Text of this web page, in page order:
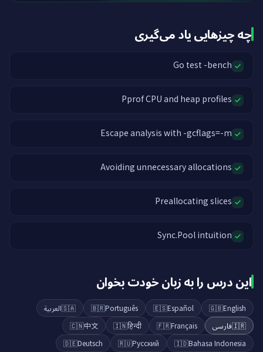
چه چیزهایی یاد می‌گیری
Go test -bench
Pprof CPU and heap profiles
Escape analysis with -gcflags=-m
Avoiding unnecessary allocations
Preallocating slices
Sync.Pool intuition
این درس را به زبان خودت بخوان
🇬🇧English
🇪🇸Español
🇧🇷Português
🇸🇦العربية
🇮🇷فارسی 🇫🇷Français
🇮🇳हिन्दी
🇨🇳中文
🇮🇩Bahasa Indonesia
🇷🇺Русский
🇩🇪Deutsch